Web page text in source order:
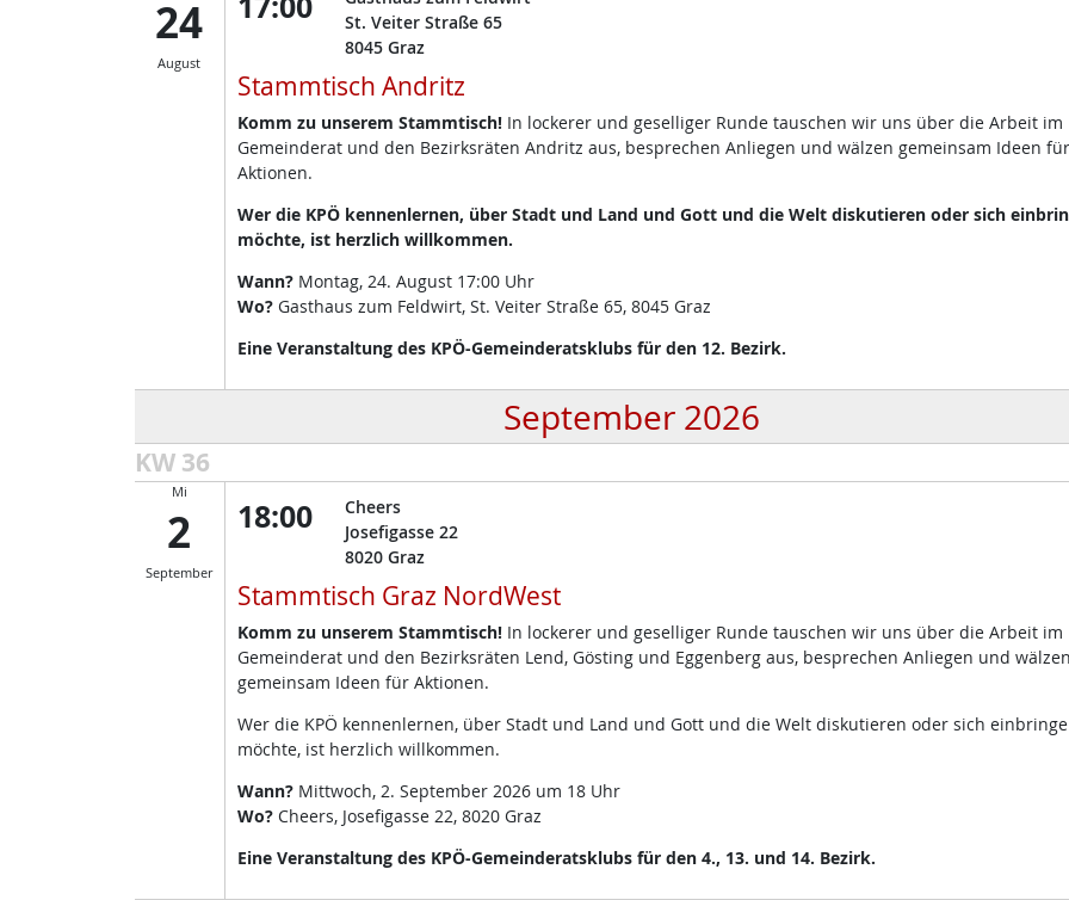
24
August
St. Veiter Straße 65
8045 Graz
Stammtisch Andritz
Komm zu unserem Stammtisch!In lockerer und geselliger Runde tauschen wir uns über die Arbeit im
Gemeinderat und den Bezirksräten Andritz aus, besprechen Anliegen und wälzen gemeinsam Ideen für
Aktionen.
Wer die KPÖ kennenlernen, über Stadt und Land und Gott und die Welt diskutieren oder sich
möchte, ist herzlich willkommen.
Wann?Montag, 24. August 17:00 Uhr
Wo?Gasthaus zum Feldwirt, St. Veiter Straße 65, 8045 Graz
Eine Veranstaltung des KPÖ-Gemeinderatsklubs für den 12. Bezirk.
September 2026
KW 36
Mi
2
September
18:00
Cheers
Josefigasse 22
8020 Graz
Stammtisch Graz NordWest
Komm zu unserem Stammtisch!In lockerer und geselliger Runde tauschen wir uns über die Arbeit im
Gemeinderat und den Bezirksräten Lend, Gösting und Eggenberg aus, besprechen Anliegen und
gemeinsam Ideen für Aktionen.
Wer die KPÖ kennenlernen, über Stadt und Land und Gott und die Welt diskutieren oder sich
möchte, ist herzlich willkommen.
Wann?Mittwoch, 2. September 2026 um 18 Uhr
Wo?Cheers, Josefigasse 22, 8020 Graz
Eine Veranstaltung des KPÖ-Gemeinderatsklubs für den 4., 13. und 14. Bezirk.